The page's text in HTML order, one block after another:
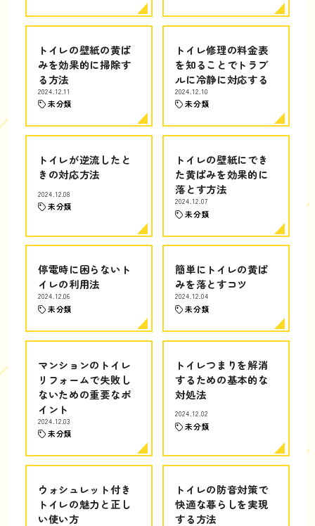
トイレの壁紙の黄ば
みを効果的に掃除す
る方法
2024.12.11
未分類
トイレ修理の料金表
を知ることでトラブ
ルに冷静に対応する
2024.12.10
未分類
トイレが逆流したと
きの対応方法
2024.12.08
未分類
トイレの壁紙にでき
た黄ばみを効果的に
落とす方法
2024.12.07
未分類
停電時に困らないト
イレの利用法
2024.12.06
未分類
簡単にトイレの黄ば
みを落とすコツ
2024.12.04
未分類
マンションのトイレ
リフォームで失敗し
ないための重要なポ
イント
2024.12.03
未分類
トイレつまりを解消
するための基本的な
対処法
2024.12.02
未分類
ウォシュレット付き
トイレの魅力と正し
い使い方
トイレの防音対策で
快適な暮らしを実現
する方法